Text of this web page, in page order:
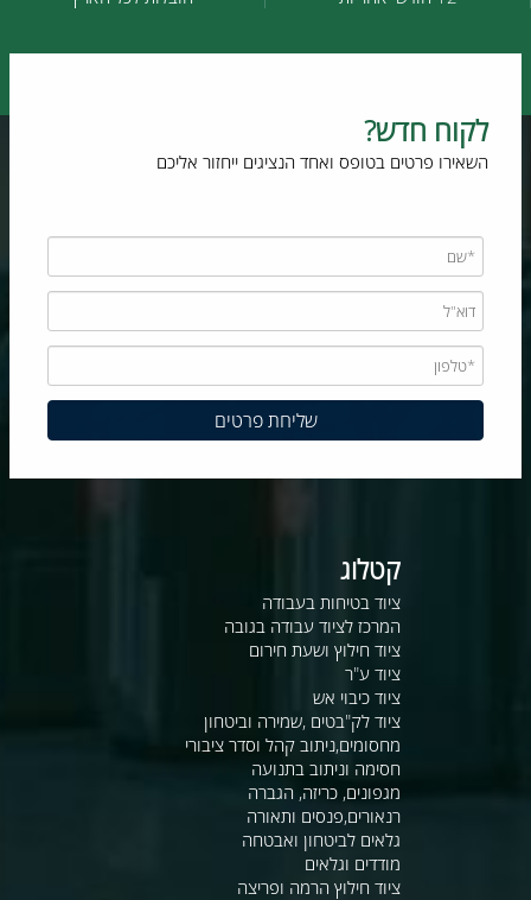
לקוח חדש?
השאירו פרטים בטופס ואחד הנציגים ייחזור אליכם
קטלוג
ציוד בטיחות בעבודה
המרכז לציוד עבודה בגובה
ציוד חילוץ ושעת חירום
ציוד ע"ר
ציוד כיבוי אש
ציוד לק"בטים ,שמירה וביטחון
מחסומים,ניתוב קהל וסדר ציבורי
חסימה וניתוב בתנועה
מגפונים, כריזה, הגברה
רנאורים,פנסים ותאורה
גלאים לביטחון ואבטחה
מודדים וגלאים
ציוד חילוץ הרמה ופריצה